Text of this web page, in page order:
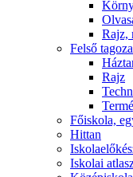
Rajz,
Felső
Rajz
Főiskola,
Hittan
Iskolai